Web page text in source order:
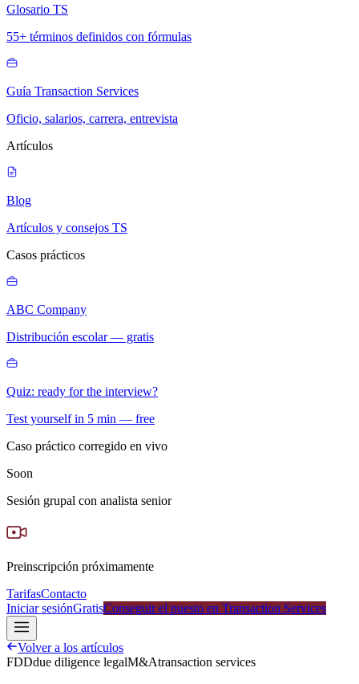
Glosario TS
55+ términos definidos con fórmulas
Guía Transaction Services
Oficio, salarios, carrera, entrevista
Artículos
Blog
Artículos y consejos TS
Casos prácticos
ABC Company
Distribución escolar — gratis
Quiz: ready for the interview?
Test yourself in 5 min — free
Caso práctico corregido en vivo
Soon
Sesión grupal con analista senior
Preinscripción próximamente
TarifasContacto
Iniciar sesiónGratisConseguir el puesto en Transaction Services
Volver a los artículos
FDDdue diligence legalM&Atransaction services